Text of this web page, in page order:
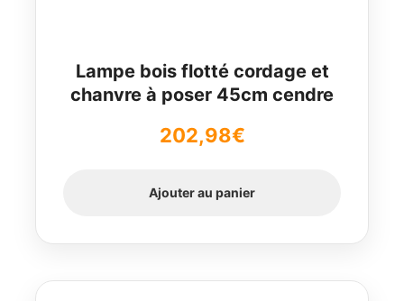
Lampe bois flotté cordage et
chanvre à poser 45cm cendre
202,98€
Ajouter au panier